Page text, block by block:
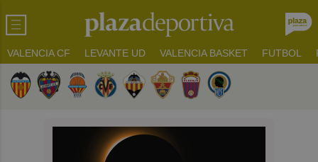
VALENCIA CF LEVANTE UD VALENCIA BASKET FUTBOL